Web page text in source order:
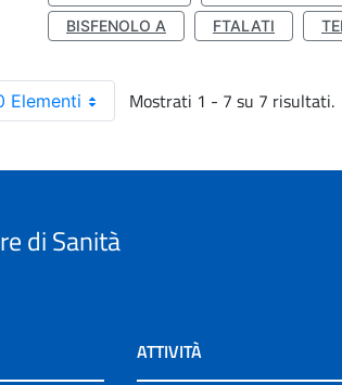
BISFENOLO A
FTALATI
Elementi Mostrati 1 - 7 su 7 risultati.
di Sanità
ATTIVITÀ